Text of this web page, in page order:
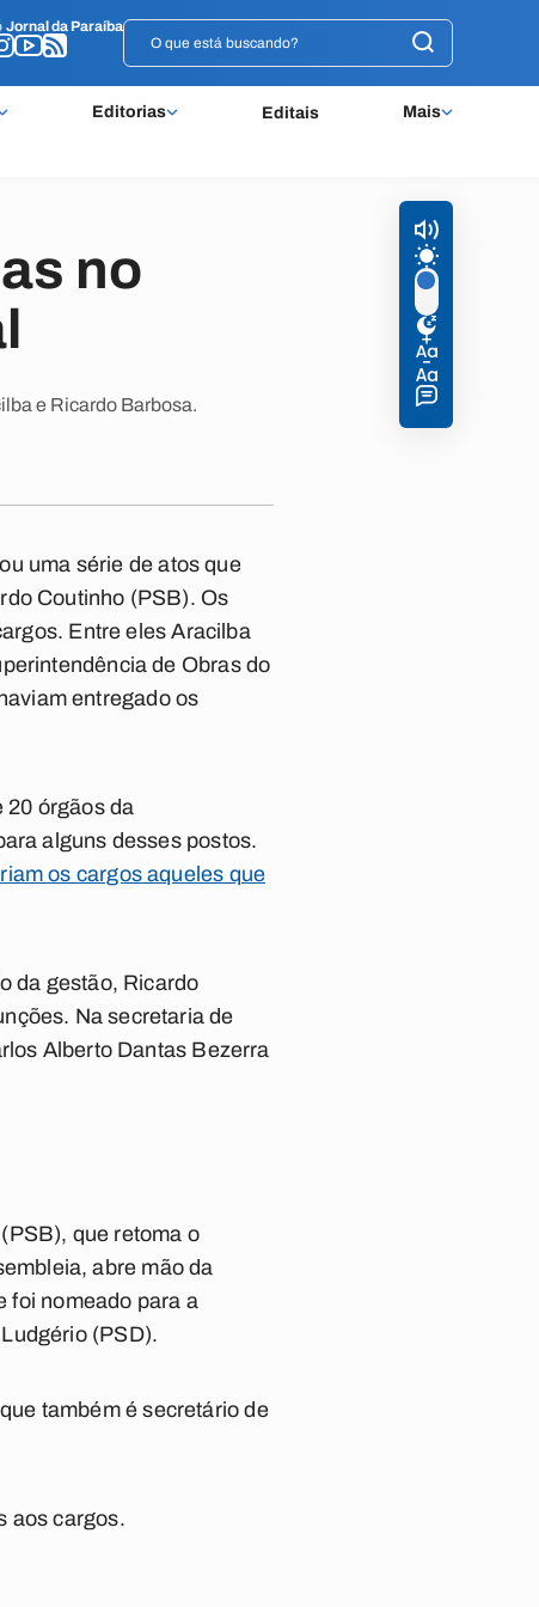
Jornal da Paraíba
Editorias Editais Mais
Jornal da Paraíba
no
e Ricardo Barbosa.
uma série de atos que
Coutinho (PSB). Os
Entre eles Aracilba
de Obras do
entregado os
20 órgãos da
alguns desses postos.
os cargos aqueles que
da gestão, Ricardo
Na secretaria de
Alberto Dantas Bezerra
que retoma o
abre mão da
foi nomeado para a
(PSD).
também é secretário de
aos cargos.